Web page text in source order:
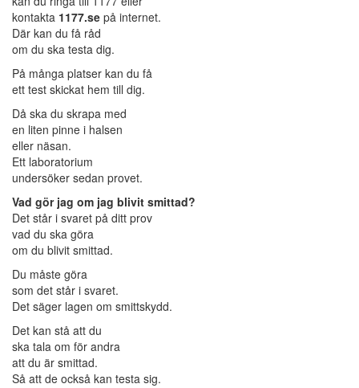
kontakta 1177.se på internet.
Där kan du få råd
om du ska testa dig.
På många platser kan du få
ett test skickat hem till dig.
Då ska du skrapa med
en liten pinne i halsen
eller näsan.
Ett laboratorium
undersöker sedan provet.
Vad gör jag om jag blivit smittad?
Det står i svaret på ditt prov
vad du ska göra
om du blivit smittad.
Du måste göra
som det står i svaret.
Det säger lagen om smittskydd.
Det kan stå att du
ska tala om för andra
att du är smittad.
Så att de också kan testa sig.